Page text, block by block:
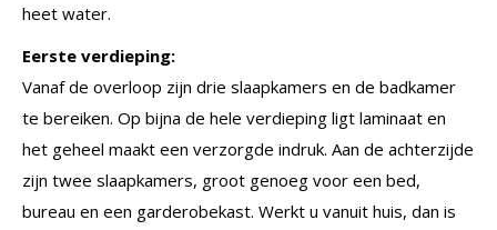
heet water.
Eerste verdieping:
Vanaf de overloop zijn drie slaapkamers en de badkamer
te bereiken. Op bijna de hele verdieping ligt laminaat en
het geheel maakt een verzorgde indruk. Aan de achterzijde
zijn twee slaapkamers, groot genoeg voor een bed,
bureau en een garderobekast. Werkt u vanuit huis, dan is